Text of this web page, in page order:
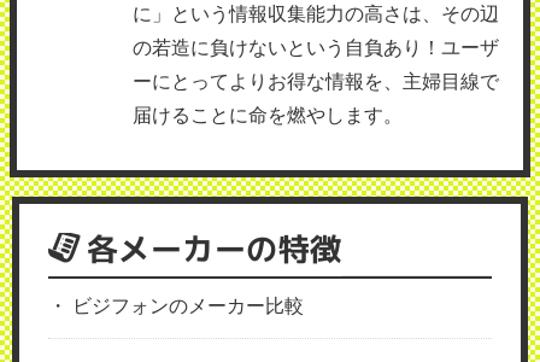
に」という情報収集能力の高さは、その辺
の若造に負けないという自負あり！ユーザ
ーにとってよりお得な情報を、主婦目線で
届けることに命を燃やします。
各メーカーの特徴
ビジフォンのメーカー比較